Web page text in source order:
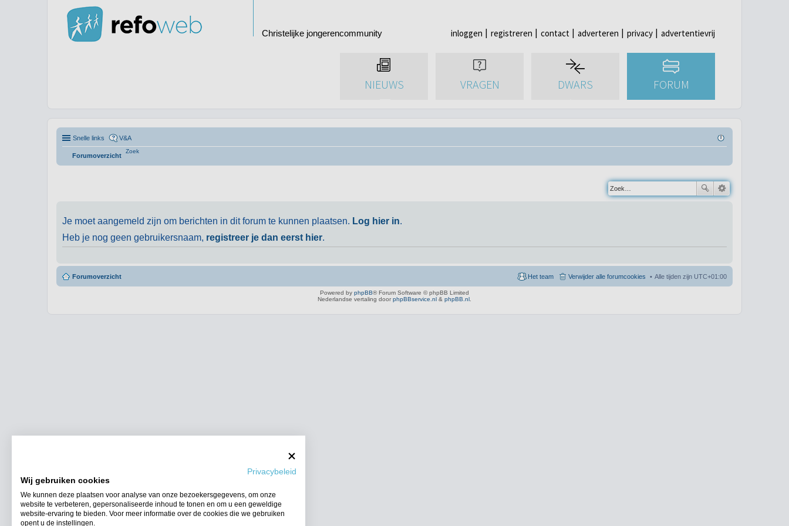
Privacybeleid
Wij gebruiken cookies
We kunnen deze plaatsen voor analyse van onze bezoekersgegevens, om onze
website te verbeteren, gepersonaliseerde inhoud te tonen en om u een geweldige
website-ervaring te bieden. Voor meer informatie over de cookies die we gebruiken
opent u de instellingen.
Christelijke jongerencommunity inloggen registreren contact adverteren privacy advertentievrij
NIEUWS VRAGEN DWARS FORUM
Snelle links V&A
Forumoverzicht
Zoek
Je moet aangemeld zijn om berichten in dit forum te kunnen plaatsen. Log hier in.
Heb je nog geen gebruikersnaam, registreer je dan eerst hier.
Forumoverzicht Alle tijden zijn UTC+01:00
Verwijder alle forumcookies
Het team
Powered by phpBB® Forum Software © phpBB Limited
Nederlandse vertaling door phpBBservice.nl & phpBB.nl